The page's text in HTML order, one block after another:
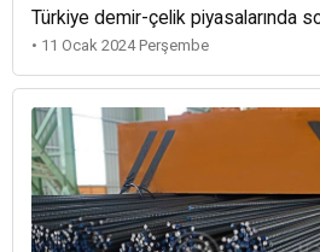
Türkiye demir-çelik piyasalarında
• 11 Ocak 2024 Perşembe